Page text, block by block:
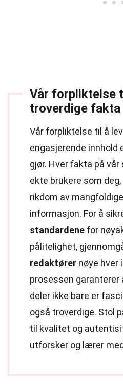
Vår forpliktelse
troverdige fakta
Vår forpliktelse til å
engasjerende innhold
gjør. Hver fakta på
ekte brukere som
rikdom av
informasjon. For å
standardene for
pålitelighet,
redaktører nøye hver
prosessen garanterer
deler ikke bare er
også troverdige. Stol
til kvalitet og
utforsker og lærer